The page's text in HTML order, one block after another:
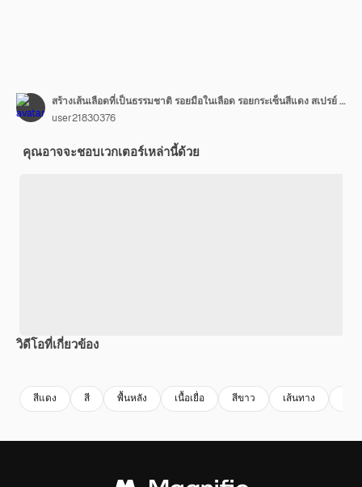
สร้างเส้นเลือดที่เป็นธรรมชาติ รอยมือในเลือด รอยกระเซ็นสีแดง สเปรย์ คราบ หยด คราบเลือดบนพื้นหลังสีขาว แนวคิดฮาโลวีน ภาพประกอบ
user21830376
คุณอาจจะชอบเวกเตอร์เหล่านี้ด้วย
วิดีโอที่เกี่ยวข้อง
สีแดง สี พื้นหลัง เนื้อเยื่อ สีขาว เส้นทาง